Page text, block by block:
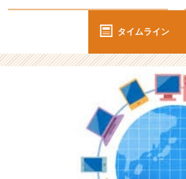
卒
#
2
7
卒
【株
会
社
タイムライン